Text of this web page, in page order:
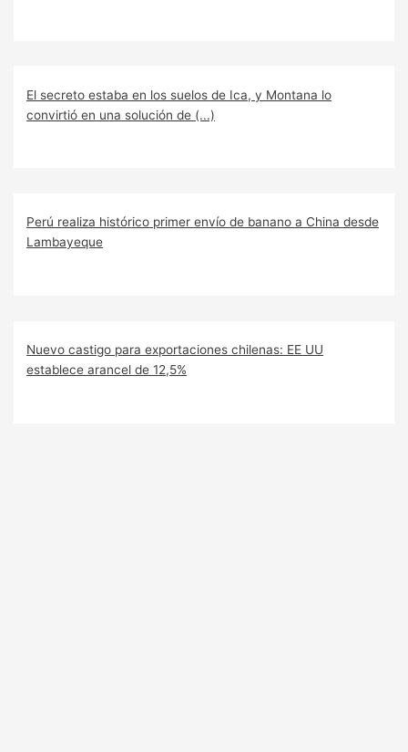
El secreto estaba en los suelos de Ica, y Montana lo
convirtió en una solución de (...)
Perú realiza histórico primer envío de banano a China desde
Lambayeque
Nuevo castigo para exportaciones chilenas: EE UU
establece arancel de 12,5%